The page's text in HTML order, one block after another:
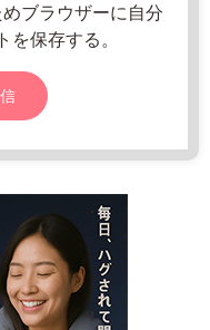
ブラウザーに自分
を保存する。